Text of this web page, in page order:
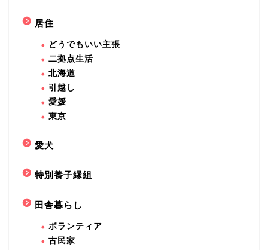
居住
どうでもいい主張
二拠点生活
北海道
引越し
愛媛
東京
愛犬
特別養子縁組
田舎暮らし
ボランティア
古民家